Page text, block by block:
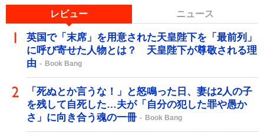
レビュー ニュース
英国で「末席」を用意された天皇陛下を「最前列」
に呼び寄せた人物とは？ 天皇陛下が尊敬される理
由
Book Bang
「死ぬとか言うな！」と怒鳴った日、妻は2人の子
を残して自死した…夫が「自分の犯した罪や愚か
さ」に向き合う魂の一冊
Book Bang